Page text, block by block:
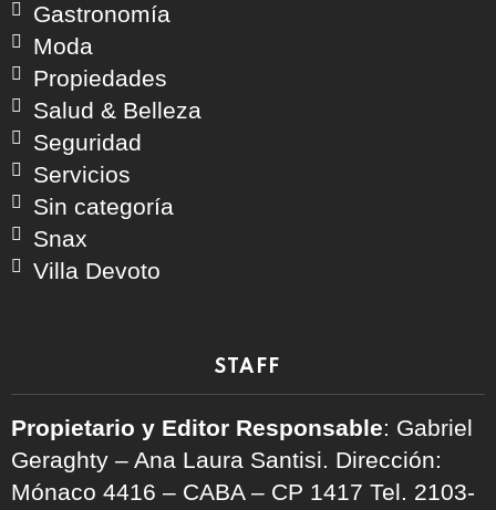
Gastronomía
Moda
Propiedades
Salud & Belleza
Seguridad
Servicios
Sin categoría
Snax
Villa Devoto
STAFF
Propietario y Editor Responsable: Gabriel
Geraghty – Ana Laura Santisi. Dirección:
Mónaco 4416 – CABA – CP 1417 Tel. 2103-